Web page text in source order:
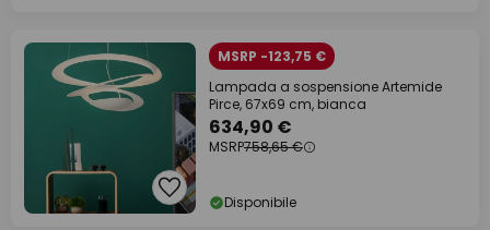
MSRP -123,75 €
Lampada a sospensione Artemide
Pirce, 67x69 cm, bianca
634,90 €
MSRP758,65 €
Disponibile